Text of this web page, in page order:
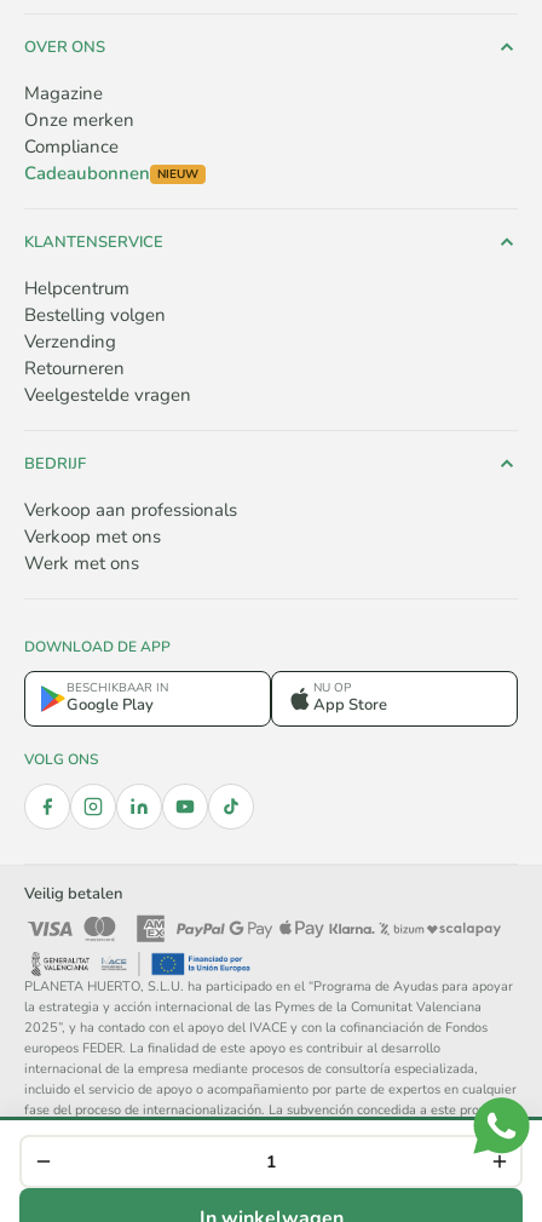
OVER ONS
Magazine
Onze merken
Compliance
Cadeaubonnen NIEUW
KLANTENSERVICE
Helpcentrum
Bestelling volgen
Verzending
Retourneren
Veelgestelde vragen
BEDRIJF
Verkoop aan professionals
Verkoop met ons
Werk met ons
DOWNLOAD DE APP
BESCHIKBAAR IN
Google Play
NU OP
App Store
VOLG ONS
Veilig betalen
PLANETA HUERTO, S.L.U. ha participado en el “Programa de Ayudas para apoyar
la estrategia y acción internacional de las Pymes de la Comunitat Valenciana
2025”, y ha contado con el apoyo del IVACE y con la cofinanciación de Fondos
europeos FEDER. La finalidad de este apoyo es contribuir al desarrollo
internacional de la empresa mediante procesos de consultoría especializada,
incluido el servicio de apoyo o acompañamiento por parte de expertos en cualquier
fase del proceso de internacionalización. La subvención concedida a este proyecto
asciende a 14.148 €.
© 2026 Planeta Huerto, S.L. — Alle rechten voorbehouden.
PrivacybeleidCookiesAlgemene voorwaarden